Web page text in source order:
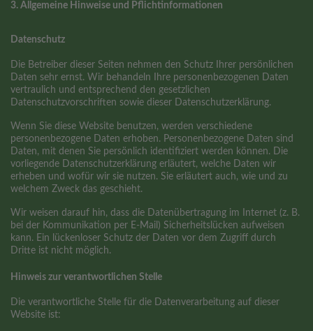
3. Allgemeine Hinweise und Pflicht­informationen
Datenschutz
Die Betreiber dieser Seiten nehmen den Schutz Ihrer persönlichen
Daten sehr ernst. Wir behandeln Ihre personenbezogenen Daten
vertraulich und entsprechend den gesetzlichen
Datenschutzvorschriften sowie dieser Datenschutzerklärung.
Wenn Sie diese Website benutzen, werden verschiedene
personenbezogene Daten erhoben. Personenbezogene Daten sind
Daten, mit denen Sie persönlich identifiziert werden können. Die
vorliegende Datenschutzerklärung erläutert, welche Daten wir
erheben und wofür wir sie nutzen. Sie erläutert auch, wie und zu
welchem Zweck das geschieht.
Wir weisen darauf hin, dass die Datenübertragung im Internet (z. B.
bei der Kommunikation per E-Mail) Sicherheitslücken aufweisen
kann. Ein lückenloser Schutz der Daten vor dem Zugriff durch
Dritte ist nicht möglich.
Hinweis zur verantwortlichen Stelle
Die verantwortliche Stelle für die Datenverarbeitung auf dieser
Website ist: